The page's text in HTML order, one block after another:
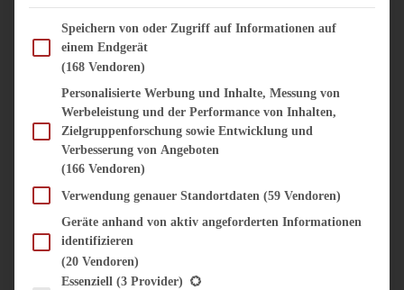
SALATE & SNACKS
SUPPENKASPEREIEN
VORSPEISEN
SÜSS & HERZHAFT
BROTAUFSTRICH
DIPS, SAUCEN, CHUTNEYS
KÜCHENGESCHENKE
Im Folgenden finden Sie eine Liste der Zwecke des IAB Transparency and Consent
Speichern von oder Zugriff auf Informationen auf
einem Endgerät
(168 Vendoren)
Personalisierte Werbung und Inhalte, Messung von
Werbeleistung und der Performance von Inhalten,
Zielgruppenforschung sowie Entwicklung und
Verbesserung von Angeboten
(166 Vendoren)
Verwendung genauer Standortdaten (59 Vendoren)
Geräte anhand von aktiv angeforderten Informationen
identifizieren
(20 Vendoren)
Es folgt eine Liste der Service-Gruppen, für die eine Einwilligung erteilt werden
Essenziell (3 Provider)